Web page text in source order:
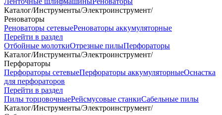
Каталог/Инструменты/Электроинструмент/
Реноваторы
Реноваторы сетевыеРеноваторы аккумуляторные
Перейти в раздел
Отбойные молоткиОтрезные пилыПерфораторы
Каталог/Инструменты/Электроинструмент/
Перфораторы
Перфораторы сетевыеПерфораторы аккумуляторныеОснастка
для перфораторов
Перейти в раздел
Пилы торцовочныеРейсмусовые станкиСабельные пилы
Каталог/Инструменты/Электроинструмент/